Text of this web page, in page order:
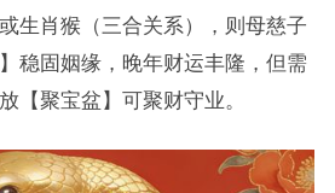
生肖猴（三合关系），则母慈子
稳固姻缘，晚年财运丰隆，但需
【聚宝盆】可聚财守业。